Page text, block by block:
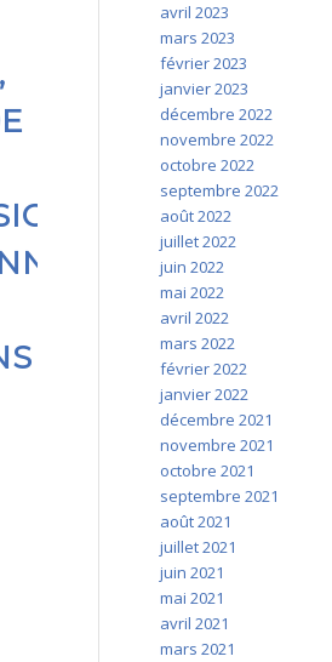
avril 2023
mars 2023
février 2023
janvier 2023
décembre 2022
novembre 2022
octobre 2022
septembre 2022
août 2022
juillet 2022
juin 2022
mai 2022
avril 2022
mars 2022
février 2022
janvier 2022
décembre 2021
novembre 2021
octobre 2021
septembre 2021
août 2021
juillet 2021
juin 2021
mai 2021
avril 2021
mars 2021